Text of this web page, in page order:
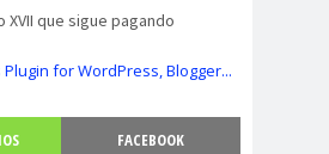
XVII que sigue pagando
FACEBOOK